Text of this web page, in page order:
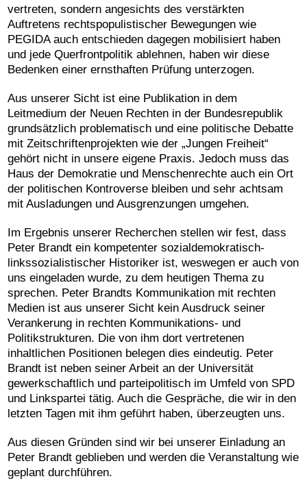
vertreten, sondern angesichts des verstärkten
Auftretens rechtspopulistischer Bewegungen wie
PEGIDA auch entschieden dagegen mobilisiert haben
und jede Querfrontpolitik ablehnen, haben wir diese
Bedenken einer ernsthaften Prüfung unterzogen.
Aus unserer Sicht ist eine Publikation in dem
Leitmedium der Neuen Rechten in der Bundesrepublik
grundsätzlich problematisch und eine politische Debatte
mit Zeitschriftenprojekten wie der „Jungen Freiheit“
gehört nicht in unsere eigene Praxis. Jedoch muss das
Haus der Demokratie und Menschenrechte auch ein Ort
der politischen Kontroverse bleiben und sehr achtsam
mit Ausladungen und Ausgrenzungen umgehen.
Im Ergebnis unserer Recherchen stellen wir fest, dass
Peter Brandt ein kompetenter sozialdemokratisch-
linkssozialistischer Historiker ist, weswegen er auch von
uns eingeladen wurde, zu dem heutigen Thema zu
sprechen. Peter Brandts Kommunikation mit rechten
Medien ist aus unserer Sicht kein Ausdruck seiner
Verankerung in rechten Kommunikations- und
Politikstrukturen. Die von ihm dort vertretenen
inhaltlichen Positionen belegen dies eindeutig. Peter
Brandt ist neben seiner Arbeit an der Universität
gewerkschaftlich und parteipolitisch im Umfeld von SPD
und Linkspartei tätig. Auch die Gespräche, die wir in den
letzten Tagen mit ihm geführt haben, überzeugten uns.
Aus diesen Gründen sind wir bei unserer Einladung an
Peter Brandt geblieben und werden die Veranstaltung wie
geplant durchführen.